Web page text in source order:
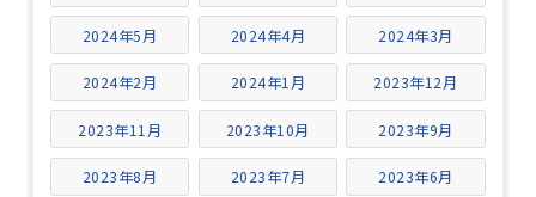
2024年5月 2024年4月 2024年3月
2024年2月 2024年1月 2023年12月
2023年11月 2023年10月 2023年9月
2023年8月 2023年7月 2023年6月